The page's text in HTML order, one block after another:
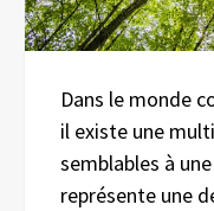
Dans le monde
il existe une
semblables à
représente une